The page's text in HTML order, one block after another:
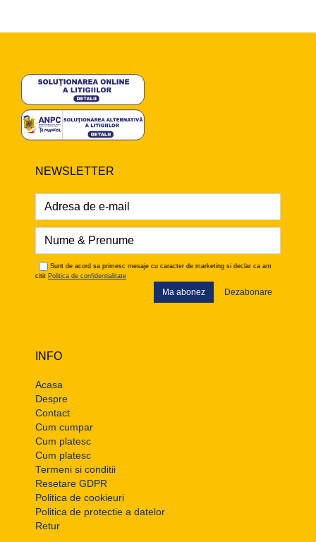
NEWSLETTER
Sunt de acord sa primesc mesaje cu caracter de marketing si declar ca am
citit Politica de confidentialitate
Ma abonez Dezabonare
INFO
Acasa
Despre
Contact
Cum cumpar
Cum platesc
Cum platesc
Termeni si conditii
Resetare GDPR
Politica de cookieuri
Politica de protectie a datelor
Retur